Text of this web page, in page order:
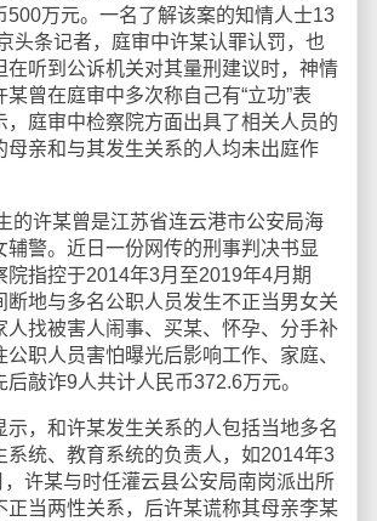
500万元。一名了解该案的知情人士13
头条记者，庭审中许某认罪认罚，也
在听到公诉机关对其量刑建议时，神情
曾在庭审中多次称自己有“立功”表
，庭审中检察院方面出具了相关人员的
母亲和与其发生关系的人均未出庭作
许某曾是江苏省连云港市公安局海
辅警。近日一份网传的刑事判决书显
院指控于2014年3月至2019年4月期
断地与多名公职人员发生不正当男女关
人找被害人闹事、买某、怀孕、分手补
职人员害怕曝光后影响工作、家庭、
敲诈9人共计人民币372.6万元。
，和许某发生关系的人包括当地多名
系统、教育系统的负责人，如2014年3
许某与时任灌云县公安局南岗派出所
正当两性关系，后许某谎称其母亲李某